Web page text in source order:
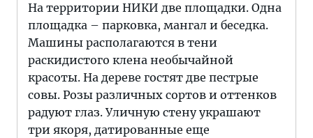
На территории НИКИ две площадки. Одна
площадка – парковка, мангал и беседка.
Машины располагаются в тени
раскидистого клена необычайной
красоты. На дереве гостят две пестрые
совы. Розы различных сортов и оттенков
радуют глаз. Уличную стену украшают
три якоря, датированные еще